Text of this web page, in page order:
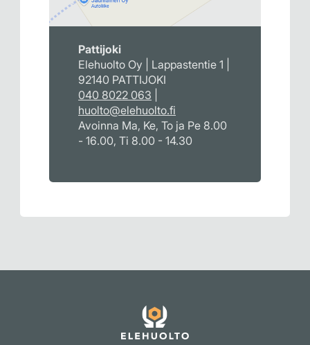
Pattijoki
Elehuolto Oy | Lappastentie 1 |
92140 PATTIJOKI
040 8022 063
huolto@elehuolto.fi
Avoinna Ma, Ke, To ja Pe 8.00
- 16.00, Ti 8.00 - 14.30